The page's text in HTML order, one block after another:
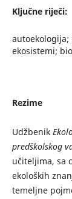
Ključne riječi:
ekosistemi;
Rezime
Udžbenik
predškolskog
učiteljima, sa
ekoloških
temeljne